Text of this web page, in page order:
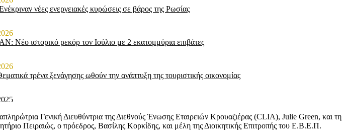
νέες ενεργειακές κυρώσεις σε βάρος της Ρωσίας
Νέο ιστορικό ρεκόρ τον Ιούλιο με 2 εκατομμύρια επιβάτες
τρένα ξενάγησης ωθούν την ανάπτυξη της τουριστικής οικονομίας
Γενική Διευθύντρια της Διεθνούς Ένωσης Εταιρειών Κρουαζιέρας (CLIA), Julie Green,
Πειραιώς, ο πρόεδρος, Βασίλης Κορκίδης, και μέλη της Διοικητικής Επιτροπής του Ε.Β.Ε.Π.